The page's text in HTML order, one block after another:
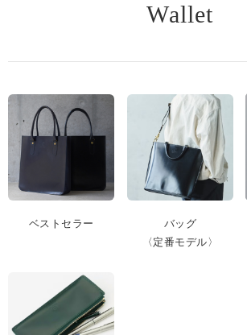
Wallet
ベストセラー
バッグ
〈定番モデル〉